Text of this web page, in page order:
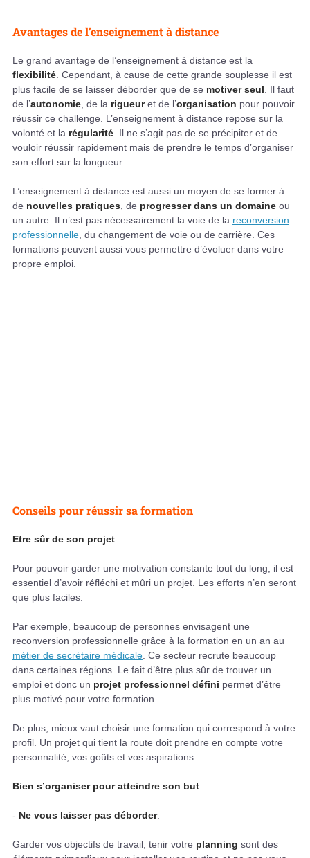
Avantages de l’enseignement à distance
Le grand avantage de l’enseignement à distance est la
flexibilité . Cependant, à cause de cette grande souplesse il est
plus facile de se laisser déborder que de se motiver seul . Il faut
de l’autonomie , de la rigueuret de l’organisation pour pouvoir
réussir ce challenge. L’enseignement à distance repose sur la
volonté et la régularité . Il ne s’agit pas de se précipiter et de
vouloir réussir rapidement mais de prendre le temps d’organiser
son effort sur la longueur.
L’enseignement à distance est aussi un moyen de se former à
de nouvelles pratiques , de progresser dans un domaine ou
un autre. Il n’est pas nécessairement la voie de la reconversion
professionnelle , du changement de voie ou de carrière. Ces
formations peuvent aussi vous permettre d’évoluer dans votre
propre emploi.
Conseils pour réussir sa formation
Etre sûr de son projet
Pour pouvoir garder une motivation constante tout du long, il est
essentiel d’avoir réfléchi et mûri un projet. Les efforts n’en seront
que plus faciles.
Par exemple, beaucoup de personnes envisagent une
reconversion professionnelle grâce à la formation en un an au
métier de secrétaire médicale . Ce secteur recrute beaucoup
dans certaines régions. Le fait d’être plus sûr de trouver un
emploi et donc un projet professionnel défini permet d’être
plus motivé pour votre formation.
De plus, mieux vaut choisir une formation qui correspond à votre
profil. Un projet qui tient la route doit prendre en compte votre
personnalité, vos goûts et vos aspirations.
Bien s’organiser pour atteindre son but
- Ne vous laisser pas déborder.
Garder vos objectifs de travail, tenir votre planning sont des